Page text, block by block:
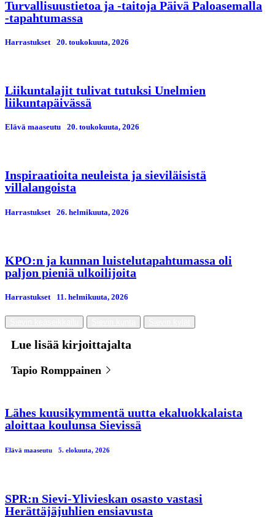
Turvallisuustietoa ja -taitoja Päivä Paloasemalla
-tapahtumassa
Harrastukset 20. toukokuuta, 2026
Liikuntalajit tulivat tutuksi Unelmien
liikuntapäivässä
Elävä maaseutu 20. toukokuuta, 2026
Inspiraatioita neuleista ja sieviläisistä
villalangoista
Harrastukset 26. helmikuuta, 2026
KPO:n ja kunnan luistelutapahtumassa oli
paljon pieniä ulkoilijoita
Harrastukset 11. helmikuuta, 2026
Lue lisää kirjoittajalta
Tapio Romppainen
Lähes kuusikymmentä uutta ekaluokkalaista
aloittaa koulunsa Sievissä
Elävä maaseutu 5. elokuuta, 2026
SPR:n Sievi-Ylivieskan osasto vastasi
Herättäjäjuhlien ensiavusta